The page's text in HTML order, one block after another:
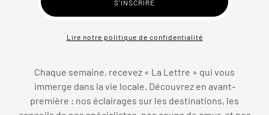
Lire notre politique de confidentialité
Chaque semaine, recevez « La Lettre » qui vous
immerge dans la vie locale. Découvrez en avant-
première : nos éclairages sur les destinations, les